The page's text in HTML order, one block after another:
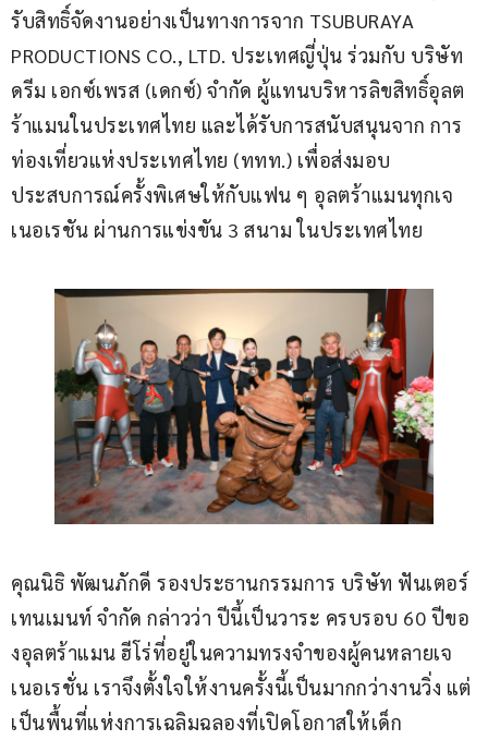
รับสิทธิ์จัดงานอย่างเป็นทางการจาก TSUBURAYA
PRODUCTIONS CO., LTD. ประเทศญี่ปุ่น ร่วมกับ บริษัท
ดรีม เอกซ์เพรส (เดกซ์) จำกัด ผู้แทนบริหารลิขสิทธิ์อุลต
ร้าแมนในประเทศไทย และได้รับการสนับสนุนจาก การ
ท่องเที่ยวแห่งประเทศไทย (ททท.) เพื่อส่งมอบ
ประสบการณ์ครั้งพิเศษให้กับแฟน ๆ อุลตร้าแมนทุกเจ
เนอเรชัน ผ่านการแข่งขัน 3 สนาม ในประเทศไทย
คุณนิธิ พัฒนภักดี รองประธานกรรมการ บริษัท ฟันเตอร์
เทนเมนท์ จำกัด กล่าวว่า ปีนี้เป็นวาระ ครบรอบ 60 ปีขอ
งอุลตร้าแมน ฮีโร่ที่อยู่ในความทรงจำของผู้คนหลายเจ
เนอเรชั่น เราจึงตั้งใจให้งานครั้งนี้เป็นมากกว่างานวิ่ง แต่
เป็นพื้นที่แห่งการเฉลิมฉลองที่เปิดโอกาสให้เด็ก